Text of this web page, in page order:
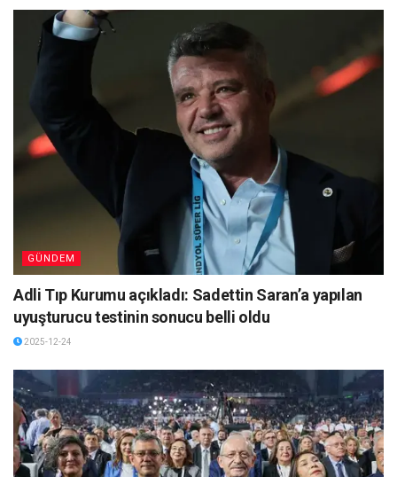
GÜNDEM
Adli Tıp Kurumu açıkladı: Sadettin Saran’a yapılan
uyuşturucu testinin sonucu belli oldu
2025-12-24